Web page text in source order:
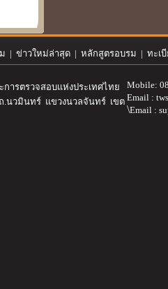
| ข่าวใหม่ล่าสุด | หลักสูตรอบรม | ทะเ
การตรวจสอบแห่งประเทศไทย
.นวมินทร์ แขวงนวลจันทร์ เขต
Mobile:
Email :
\Email :